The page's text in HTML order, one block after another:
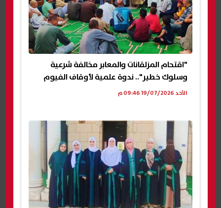
"اقتحام المزلقانات والمعابر مخالفة شرعية
وسلوك خطير".. ندوة علمية لأوقاف الفيوم
الأحد 19/07/2026 09:46 م